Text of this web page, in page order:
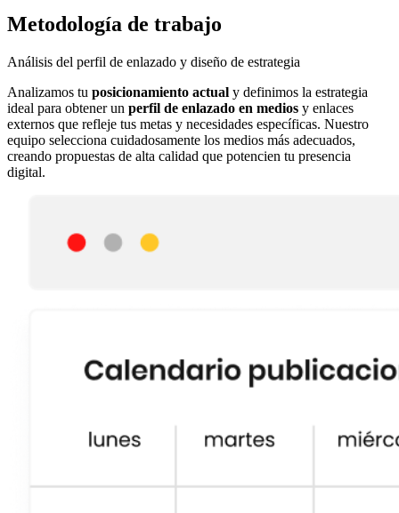
Metodología de trabajo
Análisis del perfil de enlazado y diseño de estrategia
Analizamos tu posicionamiento actual y definimos la estrategia
ideal para obtener un perfil de enlazado en medios y enlaces
externos que refleje tus metas y necesidades específicas. Nuestro
equipo selecciona cuidadosamente los medios más adecuados,
creando propuestas de alta calidad que potencien tu presencia
digital.